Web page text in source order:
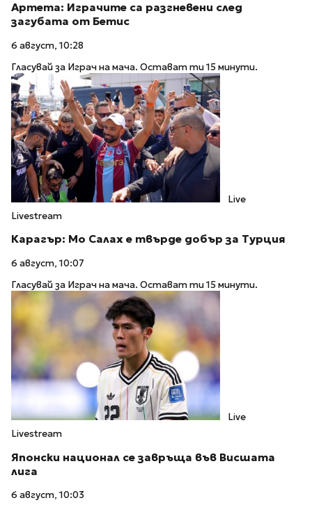
Артета: Играчите са разгневени след
загубата от Бетис
6 август, 10:28
Гласувай за Играч на мача. Остават ти 15 минути.
Live
Livestream
Карагър: Мо Салах е твърде добър за Турция
6 август, 10:07
Гласувай за Играч на мача. Остават ти 15 минути.
Live
Livestream
Японски национал се завръща във Висшата
лига
6 август, 10:03